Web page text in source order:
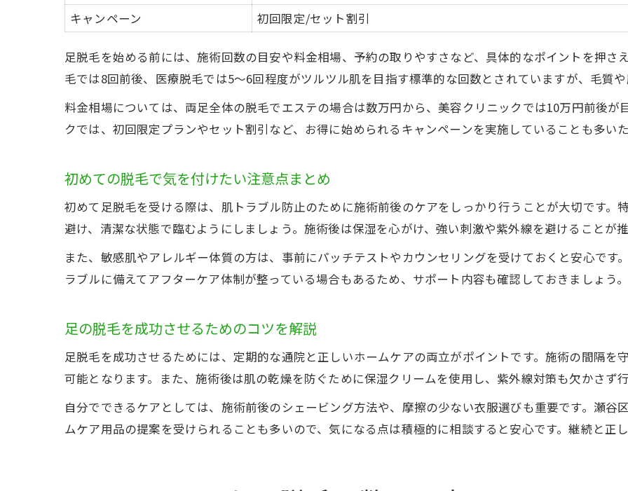
キャンペーン
初回限定/セット割引
足脱毛を始める前には、施術回数の目安や料金相場、予約の取りやすさなど、具体的なポイントを押さ
毛では8回前後、医療脱毛では5～6回程度がツルツル肌を目指す標準的な回数とされていますが、毛質
料金相場については、両足全体の脱毛でエステの場合は数万円から、美容クリニックでは10万円前後
クでは、初回限定プランやセット割引など、お得に始められるキャンペーンを実施していることも多い
初めての脱毛で気を付けたい注意点まとめ
初めて足脱毛を受ける際は、肌トラブル防止のために施術前後のケアをしっかり行うことが大切です。
避け、清潔な状態で臨むようにしましょう。施術後は保湿を心がけ、強い刺激や紫外線を避けることが
また、敏感肌やアレルギー体質の方は、事前にパッチテストやカウンセリングを受けておくと安心です
ラブルに備えてアフターケア体制が整っている場合もあるため、サポート内容も確認しておきましょう
足の脱毛を成功させるためのコツを解説
足脱毛を成功させるためには、定期的な通院と正しいホームケアの両立がポイントです。施術の間隔を
可能となります。また、施術後は肌の乾燥を防ぐために保湿クリームを使用し、紫外線対策も欠かさず
自分でできるケアとしては、施術前後のシェービング方法や、摩擦の少ない衣服選びも重要です。瀬谷
ムケア用品の提案を受けられることも多いので、気になる点は積極的に相談すると安心です。継続と正